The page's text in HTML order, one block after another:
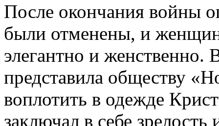
После окончания войны
были отменены, и
элегантно и женственно.
представила обществу
воплотить в одежде
заключал в себе зрелость